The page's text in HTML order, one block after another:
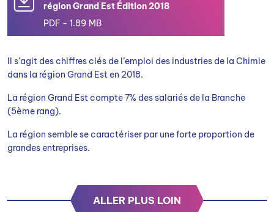
Il s’agit des chiffres clés de l’emploi des industries de la Chimie
dans la région Grand Est en 2018.
La région Grand Est compte 7% des salariés de la Branche
(5ème rang).
La région semble se caractériser par une forte proportion de
grandes entreprises.
ALLER PLUS LOIN
région Grand Est Édition 2018
PDF - 1.89 MB